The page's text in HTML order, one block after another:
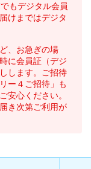
もデジタル会員
けまではデジタ
、お急ぎの場
に会員証（デジ
します。ご招待
ー４ご招待」も
安心ください。
き次第ご利用が